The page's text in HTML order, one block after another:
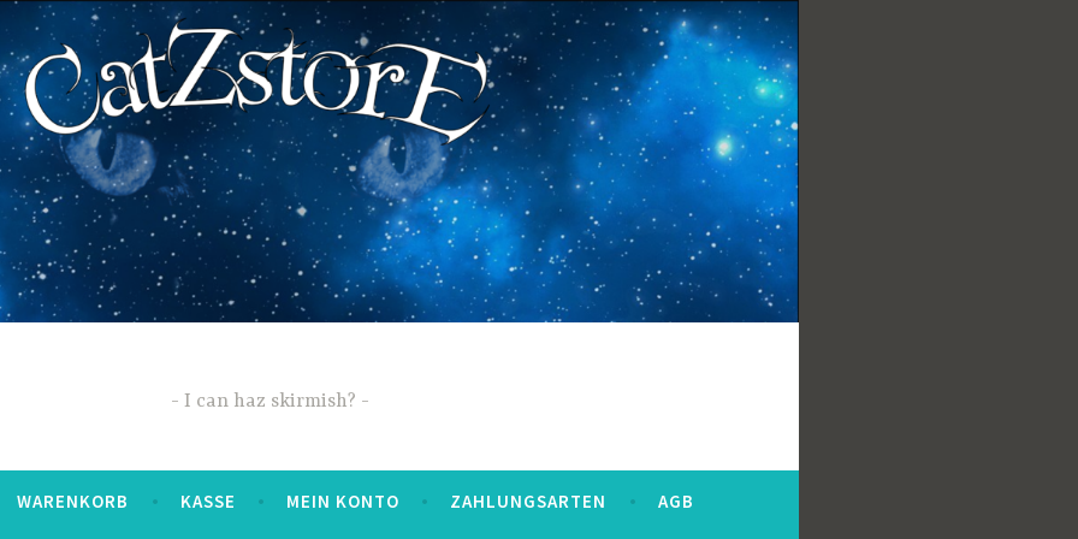
I can haz skirmish?
WARENKORB KASSE MEIN KONTO ZAHLUNGSARTEN AGB